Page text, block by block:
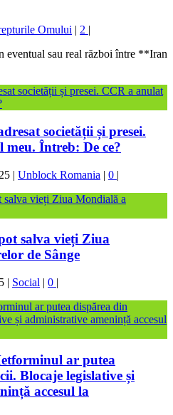
Omului | 2 |
eventual sau real război între **Iran
societății și presei.
Întreb: De ce?
| Unblock Romania | 0 |
salva vieți Ziua
de Sânge
| Social | 0 |
ar putea
Blocaje legislative și
accesul la